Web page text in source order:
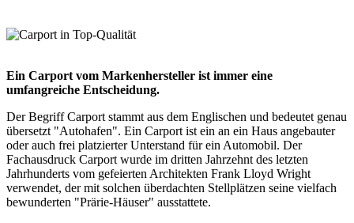
Ein Carport vom Markenhersteller ist immer eine
umfangreiche Entscheidung.
Der Begriff Carport stammt aus dem Englischen und bedeutet genau
übersetzt "Autohafen". Ein Carport ist ein an ein Haus angebauter
oder auch frei platzierter Unterstand für ein Automobil. Der
Fachausdruck Carport wurde im dritten Jahrzehnt des letzten
Jahrhunderts vom gefeierten Architekten Frank Lloyd Wright
verwendet, der mit solchen überdachten Stellplätzen seine vielfach
bewunderten "Prärie-Häuser" ausstattete.